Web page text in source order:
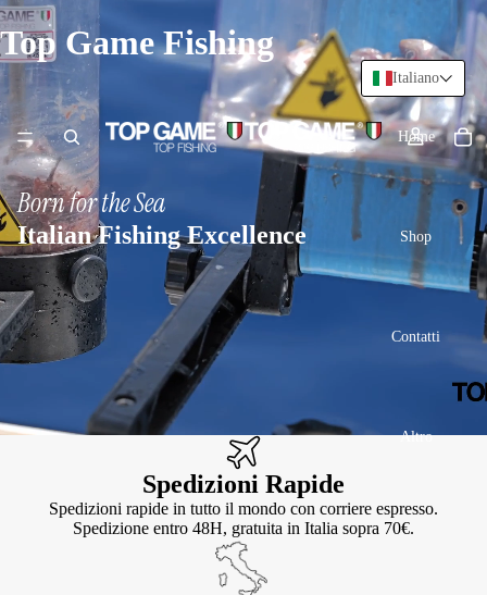
Top Game Fishing
Home
Shop
Contatti
Altro
Born for the Sea
Italian Fishing Excellence
Spedizioni Rapide
Spedizioni rapide in tutto il mondo con corriere espresso.
Spedizione entro 48H, gratuita in Italia sopra 70€.
Italiano